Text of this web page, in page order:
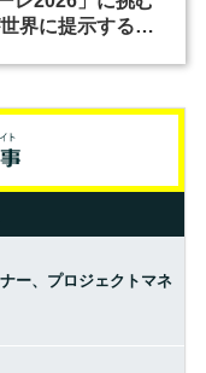
界に提示する美
ー、プロジェクトマネ